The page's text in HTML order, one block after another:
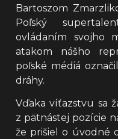
Bartoszom
Poľský
ovládaním svojho
atakom nášho
poľské médiá
dráhy.
Vďaka víťazstvu sa
z pätnástej pozície
že prišiel o úvodné